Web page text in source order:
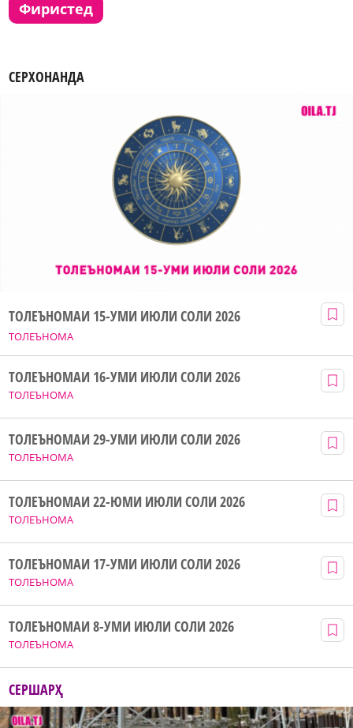
фиристед
СЕРХОНАНДА
ТОЛЕЪНОМА
ТОЛЕЪНОМАИ 15-УМИ ИЮЛИ СОЛИ 2026
ТОЛЕЪНОМА
ТОЛЕЪНОМАИ 16-УМИ ИЮЛИ СОЛИ 2026
ТОЛЕЪНОМА
ТОЛЕЪНОМАИ 29-УМИ ИЮЛИ СОЛИ 2026
ТОЛЕЪНОМА
ТОЛЕЪНОМАИ 22-ЮМИ ИЮЛИ СОЛИ 2026
ТОЛЕЪНОМА
ТОЛЕЪНОМАИ 17-УМИ ИЮЛИ СОЛИ 2026
ТОЛЕЪНОМА
ТОЛЕЪНОМАИ 8-УМИ ИЮЛИ СОЛИ 2026
СЕРШАРҲ